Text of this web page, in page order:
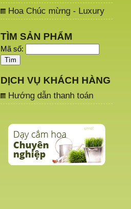
Hoa Chúc mừng - Luxury
TÌM SẢN PHẨM
Mã số:
DỊCH VỤ KHÁCH HÀNG
Hướng dẫn thanh toán